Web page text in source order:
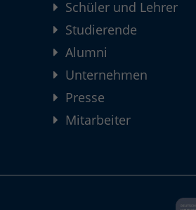
Schüler und Lehrer
Studierende
Alumni
Unternehmen
Presse
Mitarbeiter